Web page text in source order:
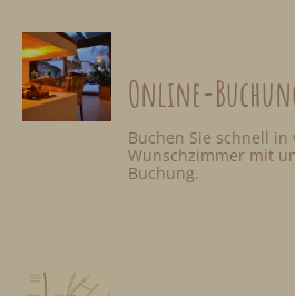
Online-
Buchen Sie schnell
Wunschzimmer mit
Buchung.